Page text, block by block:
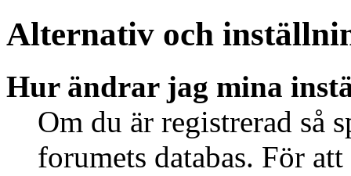
Alternativ och
Hur ändrar jag mina
Om du är registrerad så
forumets databas. För